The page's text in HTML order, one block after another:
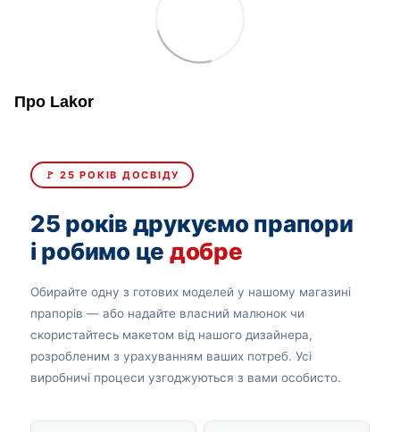
Про Lakor
🚩 25 РОКІВ ДОСВІДУ
25 років друкуємо прапори
і робимо це добре
Обирайте одну з готових моделей у нашому магазині
прапорів — або надайте власний малюнок чи
скористайтесь макетом від нашого дизайнера,
розробленим з урахуванням ваших потреб. Усі
виробничі процеси узгоджуються з вами особисто.